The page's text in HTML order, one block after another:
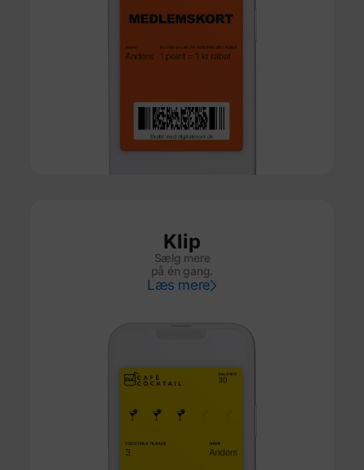
Klip
Sælg mere
på én gang.
Læs mere